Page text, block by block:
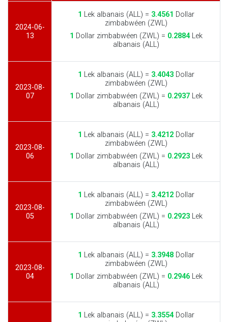
2024-06-
13
1 Lek albanais (ALL) = 3.4561 Dollar
zimbabwéen (ZWL)
1 Dollar zimbabwéen (ZWL) = 0.2884Lek
albanais (ALL)
2023-08-
07
1 Lek albanais (ALL) = 3.4043Dollar
zimbabwéen (ZWL)
1 Dollar zimbabwéen (ZWL) = 0.2937Lek
albanais (ALL)
2023-08-
06
1 Lek albanais (ALL) = 3.4212Dollar
zimbabwéen (ZWL)
1 Dollar zimbabwéen (ZWL) = 0.2923Lek
albanais (ALL)
2023-08-
05
1 Lek albanais (ALL) = 3.4212Dollar
zimbabwéen (ZWL)
1 Dollar zimbabwéen (ZWL) = 0.2923Lek
albanais (ALL)
2023-08-
04
1 Lek albanais (ALL) = 3.3948Dollar
zimbabwéen (ZWL)
1 Dollar zimbabwéen (ZWL) = 0.2946Lek
albanais (ALL)
1 Lek albanais (ALL) = 3.3554Dollar